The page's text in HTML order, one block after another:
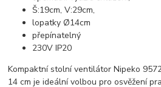
Š:19cm, V:29cm,
lopatky Ø14cm
přepínatelný
230V IP20
Kompaktní stolní ventilátor Nipeko
14 cm je ideální volbou pro osvěžení